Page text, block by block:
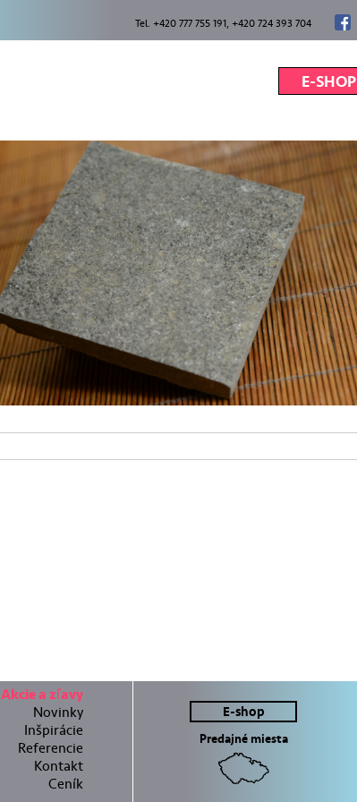
Tel. +420 777 755 191, +420 724 393 704
E-SHOP
Akcie a zľavy
Novinky
Inšpirácie
Referencie
Kontakt
Ceník
E-shop
Predajné miesta